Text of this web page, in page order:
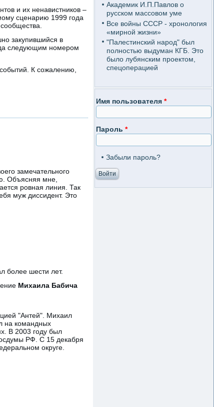
и их ненавистников –
сценарию 1999 года
закупившийся в
следующим номером
К сожалению,
замечательного
Объясняя мне,
ровная линия. Так
муж диссидент. Это
более шести лет.
Михаила Бабича
"Антей". Михаил
на командных
В 2003 году был
РФ. С 15 декабря
округе.
Академик И.П.Павлов о
русском массовом уме
Все войны СССР - хронология
«мирной жизни»
"Палестинский народ" был
полностью выдуман КГБ. Это
было лубянским проектом,
спецоперацией
Имя пользователя *
Пароль *
Забыли пароль?